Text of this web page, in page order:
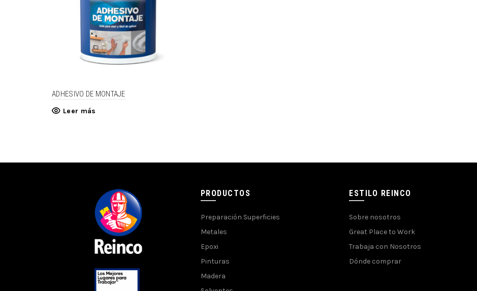
ADHESIVO DE MONTAJE
Leer más
PRODUCTOS
Preparación Superficies
Metales
Epoxi
Pinturas
Madera
ESTILO REINCO
Sobre nosotros
Great Place to Work
Trabaja con Nosotros
Dónde comprar